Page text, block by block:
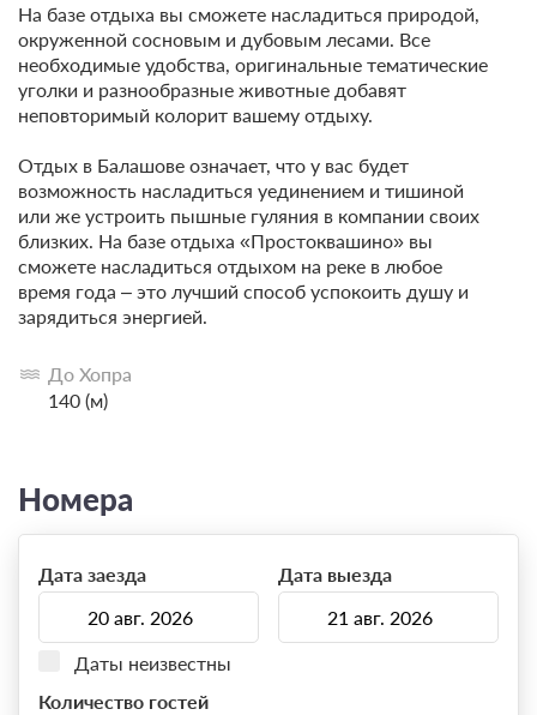
На базе отдыха вы сможете насладиться природой,
окруженной сосновым и дубовым лесами. Все
необходимые удобства, оригинальные тематические
уголки и разнообразные животные добавят
неповторимый колорит вашему отдыху.
Отдых в Балашове означает, что у вас будет
возможность насладиться уединением и тишиной
или же устроить пышные гуляния в компании своих
близких. На базе отдыха «Простоквашино» вы
сможете насладиться отдыхом на реке в любое
время года – это лучший способ успокоить душу и
зарядиться энергией.
До Хопра
140 (м)
Номера
Дата заезда Дата выезда
Даты неизвестны
Количество гостей